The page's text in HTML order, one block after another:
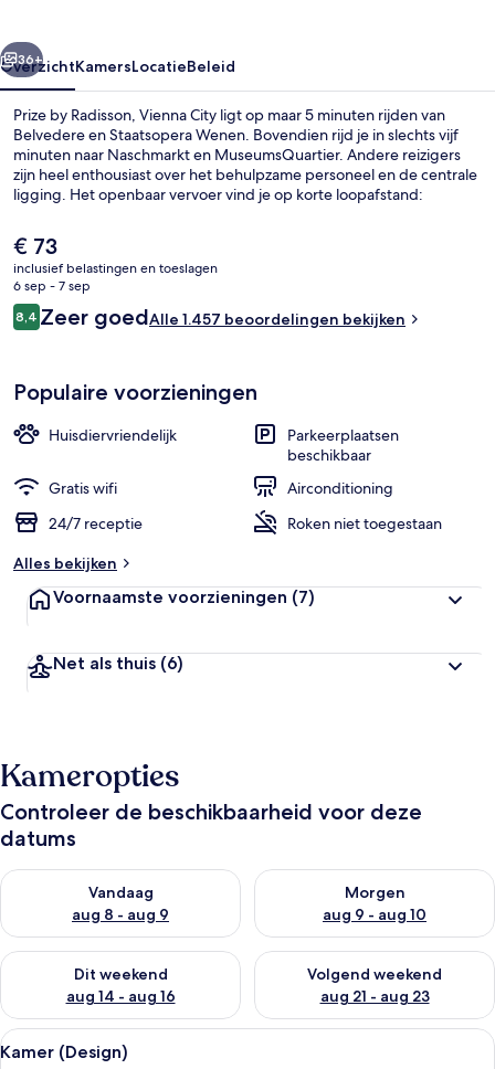
Volgende
36+
OverzichtKamersLocatieBeleid
Prize by Radisson, Vienna City ligt op maar 5 minuten rijden van
Belvedere en Staatsopera Wenen. Bovendien rijd je in slechts vijf
minuten naar Naschmarkt en MuseumsQuartier. Andere reizigers
zijn heel enthousiast over het behulpzame personeel en de centrale
ligging. Het openbaar vervoer vind je op korte loopafstand:
ligt 6 minuten verderop.
De
huidige
prijs
is
€ 73
€ 73
inclusief belastingen en toeslagen
6 sep - 7 sep
Beoordelingen
8,48,4 op 10 –
Zeer goedAlle 1.457 beoordelingen bekijken
Populaire voorzieningen
Huisdiervriendelijk
Parkeerplaatsen
beschikbaar
Gratis wifi
Airconditioning
24/7 receptie
Roken niet toegestaan
Alles bekijken
Voornaamste voorzieningen (7)
Net als thuis (6)
Kameropties
Controleer de beschikbaarheid voor deze
datums
Vandaag
aug 8 - aug 9
De beschikbaarheid controleren voor vanavond aug 8 - aug 9
Morgen
aug 9 - aug 10
De beschikbaarheid
Dit weekend
aug 14 - aug 16
De beschikbaarheid controleren voor dit weekend aug 14 -
Volgend weekend
aug 21 - aug 23
De beschikbaarheid
Alle
Een moderne hotelkamer met een
13
Kamer (Design)